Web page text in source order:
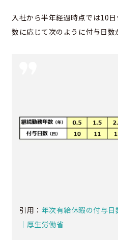
入社から半年経過時点では10
数に応じて次のように付与日数
引用： 年次有給休暇の付与日
｜厚生労働省